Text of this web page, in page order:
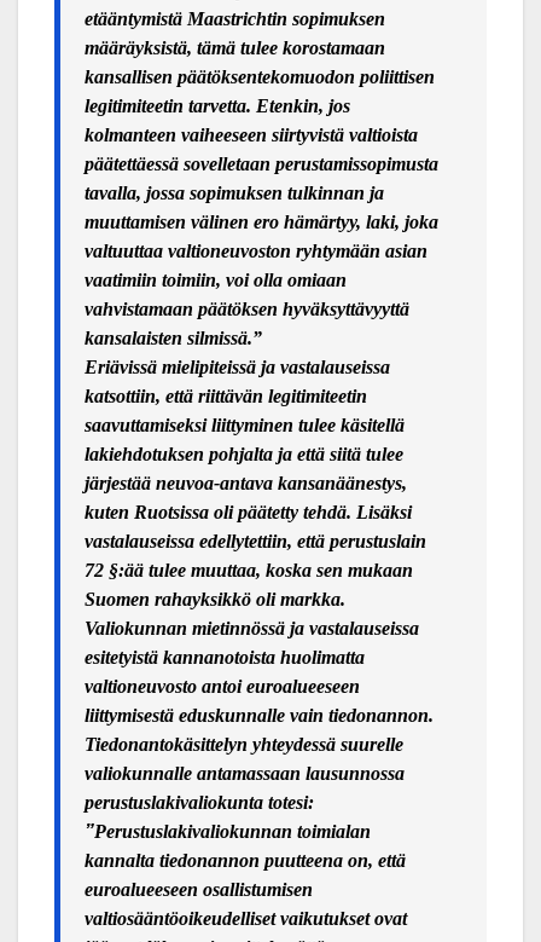
etääntymistä Maastrichtin sopimuksen
määräyksistä, tämä tulee korostamaan
kansallisen päätöksentekomuodon poliittisen
legitimiteetin tarvetta. Etenkin, jos
kolmanteen vaiheeseen siirtyvistä valtioista
päätettäessä sovelletaan perustamissopimusta
tavalla, jossa sopimuksen tulkinnan ja
muuttamisen välinen ero hämärtyy, laki, joka
valtuuttaa valtioneuvoston ryhtymään asian
vaatimiin toimiin, voi olla omiaan
vahvistamaan päätöksen hyväksyttävyyttä
kansalaisten silmissä.”
Eriävissä mielipiteissä ja vastalauseissa
katsottiin, että riittävän legitimiteetin
saavuttamiseksi liittyminen tulee käsitellä
lakiehdotuksen pohjalta ja että siitä tulee
järjestää neuvoa-antava kansanäänestys,
kuten Ruotsissa oli päätetty tehdä. Lisäksi
vastalauseissa edellytettiin, että perustuslain
72 §:ää tulee muuttaa, koska sen mukaan
Suomen rahayksikkö oli markka.
Valiokunnan mietinnössä ja vastalauseissa
esitetyistä kannanotoista huolimatta
valtioneuvosto antoi euroalueeseen
liittymisestä eduskunnalle vain tiedonannon.
Tiedonantokäsittelyn yhteydessä suurelle
valiokunnalle antamassaan lausunnossa
perustuslakivaliokunta totesi:
”Perustuslakivaliokunnan toimialan
kannalta tiedonannon puutteena on, että
euroalueeseen osallistumisen
valtiosääntöoikeudelliset vaikutukset ovat